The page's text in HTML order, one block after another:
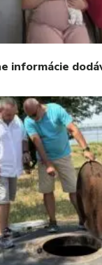
informácie